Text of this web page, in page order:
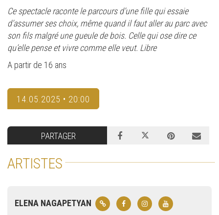
Ce spectacle raconte le parcours d’une fille qui essaie
d’assumer ses choix, même quand il faut aller au parc avec
son fils malgré une gueule de bois. Celle qui ose dire ce
qu’elle pense et vivre comme elle veut. Libre
A partir de 16 ans
14.05.2025 • 20:00
PARTAGER
ARTISTES
ELENA NAGAPETYAN